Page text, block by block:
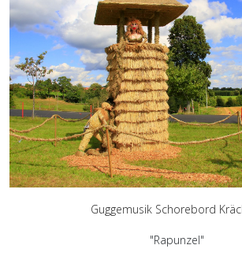
Guggemusik Schorebord
"Rapunzel"